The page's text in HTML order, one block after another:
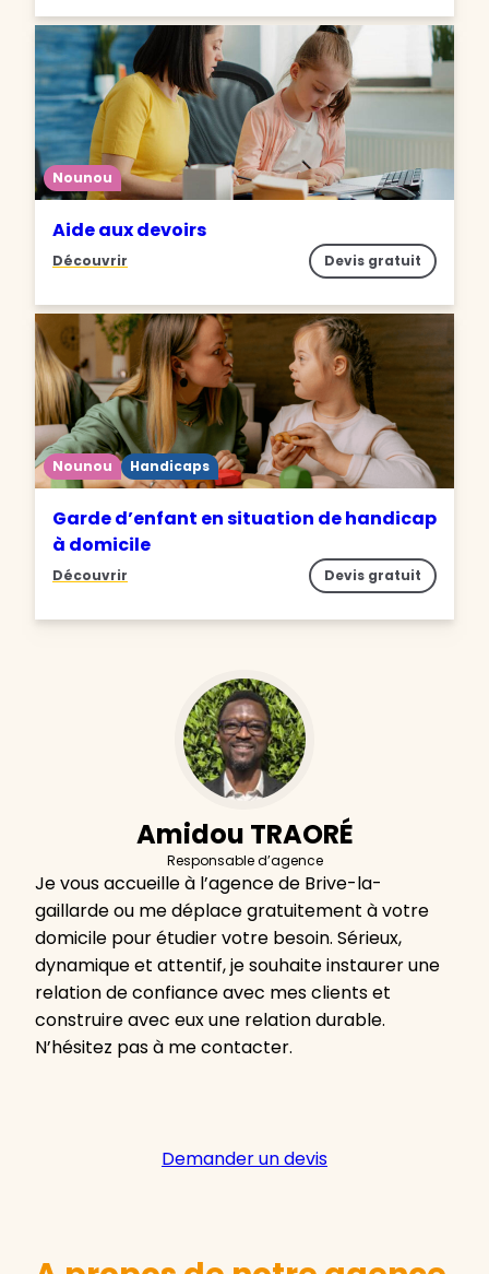
Nounou
Aide aux devoirs
Découvrir Devis gratuit
Nounou Handicaps
Garde d’enfant en situation de handicap
à domicile
Découvrir Devis gratuit
Amidou TRAORÉ
Responsable d’agence
Je vous accueille à l’agence de Brive-la-
gaillarde ou me déplace gratuitement à votre
domicile pour étudier votre besoin. Sérieux,
dynamique et attentif, je souhaite instaurer une
relation de confiance avec mes clients et
construire avec eux une relation durable.
N’hésitez pas à me contacter.
Demander un devis